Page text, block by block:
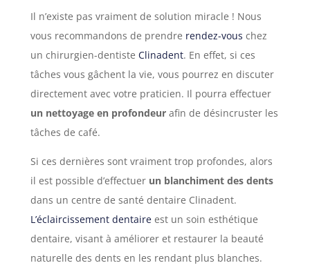
Il n’existe pas vraiment de solution miracle ! Nous
vous recommandons de prendre rendez-vous chez
un chirurgien-dentiste Clinadent. En effet, si ces
tâches vous gâchent la vie, vous pourrez en discuter
directement avec votre praticien. Il pourra effectuer
un nettoyage en profondeurafin de désincruster les
tâches de café.
Si ces dernières sont vraiment trop profondes, alors
il est possible d’effectuer un blanchiment des dents
dans un centre de santé dentaire Clinadent.
L’éclaircissement dentaireest un soin esthétique
dentaire, visant à améliorer et restaurer la beauté
naturelle des dents en les rendant plus blanches.